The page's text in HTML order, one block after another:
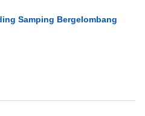
Samping Bergelombang